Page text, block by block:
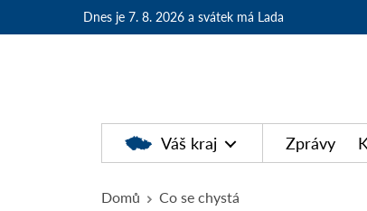
Dnes je 7. 8. 2026 a svátek má Lada
Váš kraj Zprávy
Domů Co se chystá